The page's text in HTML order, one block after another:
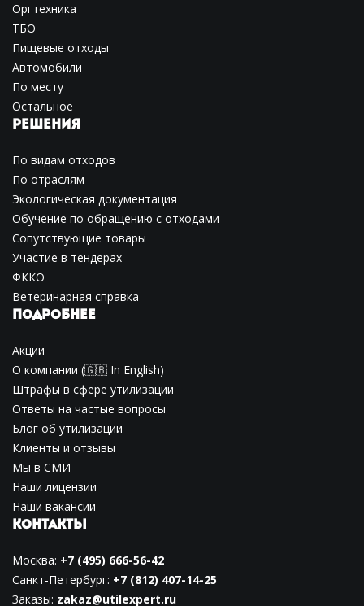
Оргтехника
ТБО
Пищевые отходы
Автомобили
По месту
Остальное
РЕШЕНИЯ
По видам отходов
По отраслям
Экологическая документация
Обучение по обращению с отходами
Сопутствующие товары
Участие в тендерах
ФККО
Ветеринарная справка
ПОДРОБНЕЕ
Акции
О компании (🇬🇧 In English)
Штрафы в сфере утилизации
Ответы на частые вопросы
Блог об утилизации
Клиенты и отзывы
Мы в СМИ
Наши лицензии
Наши вакансии
КОНТАКТЫ
Москва: +7 (495) 666-56-42
Санкт-Петербург: +7 (812) 407-14-25
Заказы: zakaz@utilexpert.ru